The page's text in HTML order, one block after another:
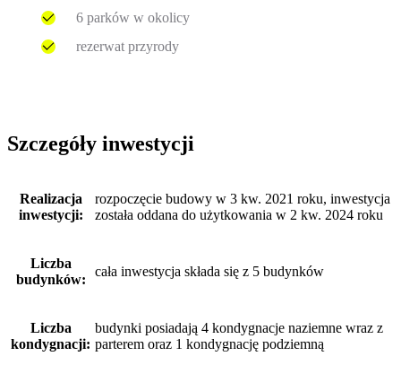
6 parków w okolicy
rezerwat przyrody
Szczegóły inwestycji
Realizacja
inwestycji:
rozpoczęcie budowy w 3 kw. 2021 roku, inwestycja
została oddana do użytkowania w 2 kw. 2024 roku
Liczba
budynków:
cała inwestycja składa się z 5 budynków
Liczba
kondygnacji:
budynki posiadają 4 kondygnacje naziemne wraz z
parterem oraz 1 kondygnację podziemną